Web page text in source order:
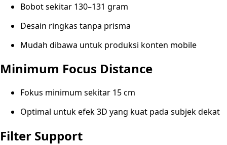
Bobot sekitar 130–131 gram
Desain ringkas tanpa prisma
Mudah dibawa untuk produksi konten mobile
Minimum Focus Distance
Fokus minimum sekitar 15 cm
Optimal untuk efek 3D yang kuat pada subjek dekat
Filter Support